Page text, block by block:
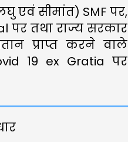
एवं सीमांत) SMF पर,
पर तथा राज्य सरकार
प्राप्त करने वाले
19 ex Gratia पर